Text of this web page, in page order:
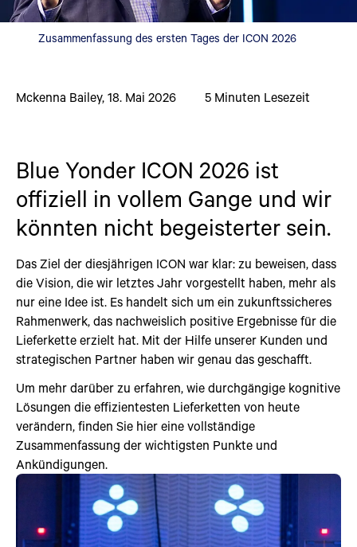
Zusammenfassung des ersten Tages der ICON 2026
Mckenna Bailey,18. Mai 2026 5 Minuten Lesezeit
Blue Yonder ICON 2026 ist
offiziell in vollem Gange und wir
könnten nicht begeisterter sein.
Das Ziel der diesjährigen ICON war klar: zu beweisen, dass
die Vision, die wir letztes Jahr vorgestellt haben, mehr als
nur eine Idee ist. Es handelt sich um ein zukunftssicheres
Rahmenwerk, das nachweislich positive Ergebnisse für die
Lieferkette erzielt hat. Mit der Hilfe unserer Kunden und
strategischen Partner haben wir genau das geschafft.
Um mehr darüber zu erfahren, wie durchgängige kognitive
Lösungen die effizientesten Lieferketten von heute
verändern, finden Sie hier eine vollständige
Zusammenfassung der wichtigsten Punkte und
Ankündigungen.